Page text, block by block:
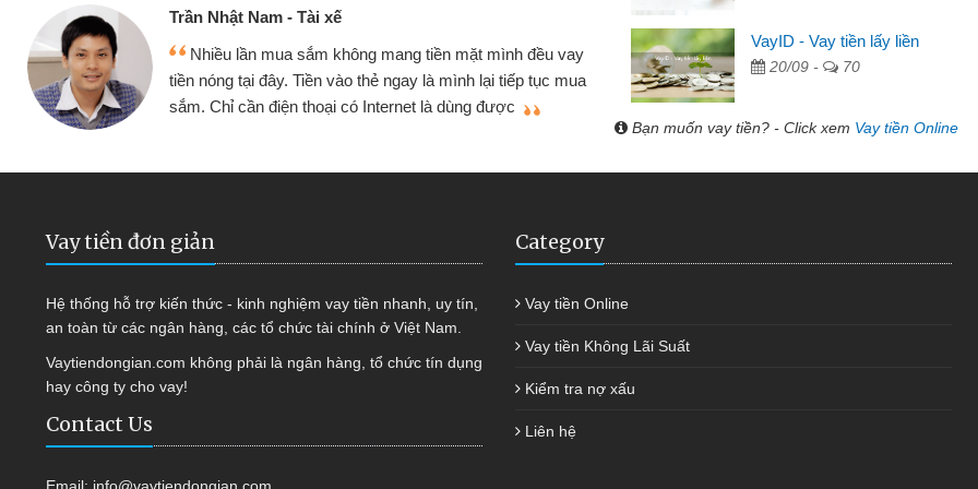
Trần Nhật Nam - Tài xế
Nhiều lần mua sắm không mang tiền mặt mình đều vay
tiền nóng tại đây. Tiền vào thẻ ngay là mình lại tiếp tục mua
sắm. Chỉ cần điện thoại có Internet là dùng được
Cấn Văn Lực - Tạp hóa
Tôi kinh doanh buôn bán
hàng, nhờ biết đến website
quyết được công việc của mình
VayID - Vay tiền lấy liền
20/09 - 70
Bạn muốn vay tiền? - Click xem Vay tiền Online
Vay tiền đơn giản
Hệ thống hỗ trợ kiến thức - kinh nghiệm vay tiền nhanh, uy tín,
an toàn từ các ngân hàng, các tổ chức tài chính ở Việt Nam.
Vaytiendongian.com không phải là ngân hàng, tổ chức tín dụng
hay công ty cho vay!
Contact Us
Category
Vay tiền Online
Vay tiền Không Lãi Suất
Kiểm tra nợ xấu
Liên hệ